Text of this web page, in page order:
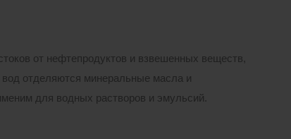
от нефтепродуктов и взвешенных веществ,
отделяются минеральные масла и
для водных растворов и эмульсий.